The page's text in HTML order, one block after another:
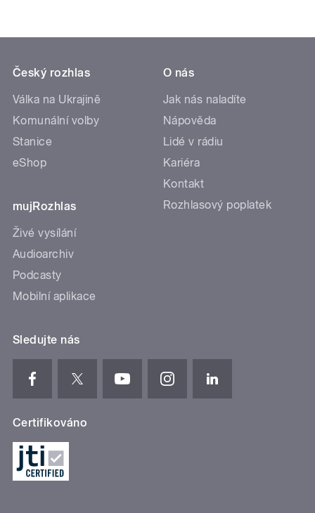
Český rozhlas
Válka na Ukrajině
Komunální volby
Stanice
eShop
mujRozhlas
Živé vysílání
Audioarchiv
Podcasty
Mobilní aplikace
O nás
Jak nás naladíte
Nápověda
Lidé v rádiu
Kariéra
Kontakt
Rozhlasový poplatek
Sledujte nás
Certifikováno